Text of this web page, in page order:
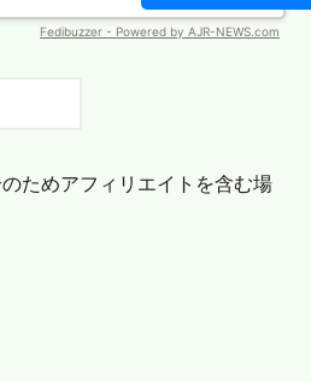
ためアフィリエイトを含む場